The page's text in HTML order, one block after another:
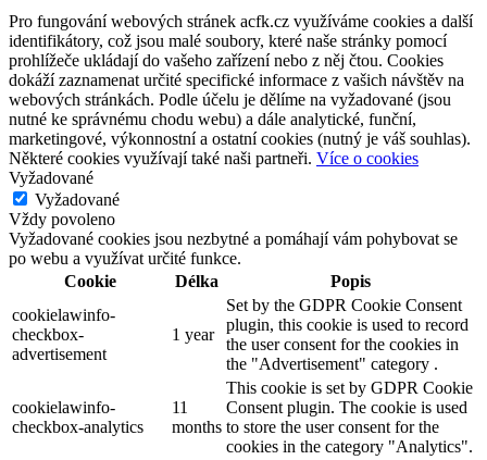
Pro fungování webových stránek acfk.cz využíváme cookies a další
identifikátory, což jsou malé soubory, které naše stránky pomocí
prohlížeče ukládají do vašeho zařízení nebo z něj čtou. Cookies
dokáží zaznamenat určité specifické informace z vašich návštěv na
webových stránkách. Podle účelu je dělíme na vyžadované (jsou
nutné ke správnému chodu webu) a dále analytické, funční,
marketingové, výkonnostní a ostatní cookies (nutný je váš souhlas).
Některé cookies využívají také naši partneři. Více o cookies
Vyžadované
Vyžadované
Vždy povoleno
Vyžadované cookies jsou nezbytné a pomáhají vám pohybovat se
po webu a využívat určité funkce.
Cookie
Délka
Popis
cookielawinfo-
checkbox-
advertisement
1 year
Set by the GDPR Cookie Consent
plugin, this cookie is used to record
the user consent for the cookies in
the "Advertisement" category .
cookielawinfo-
checkbox-analytics
11
months
This cookie is set by GDPR Cookie
Consent plugin. The cookie is used
to store the user consent for the
cookies in the category "Analytics".